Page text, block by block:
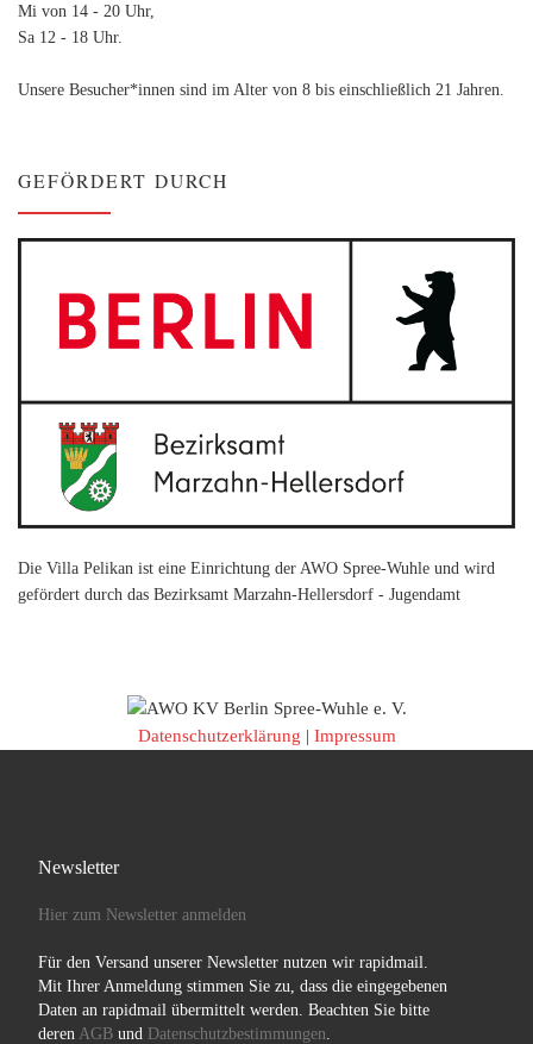
Mi von 14 - 20 Uhr,
Sa 12 - 18 Uhr.
Unsere Besucher*innen sind im Alter von 8 bis einschließlich 21 Jahren.
GEFÖRDERT DURCH
Die Villa Pelikan ist eine Einrichtung der AWO Spree-Wuhle und wird
gefördert durch das Bezirksamt Marzahn-Hellersdorf - Jugendamt
Datenschutzerklärung | Impressum
Newsletter
Hier zum Newsletter anmelden
Für den Versand unserer Newsletter nutzen wir rapidmail.
Mit Ihrer Anmeldung stimmen Sie zu, dass die eingegebenen
Daten an rapidmail übermittelt werden. Beachten Sie bitte
deren AGBund Datenschutzbestimmungen